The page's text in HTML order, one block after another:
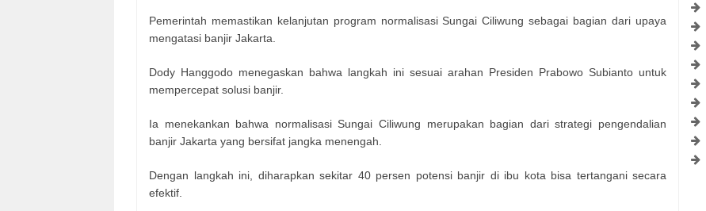
Pemerintah memastikan kelanjutan program normalisasi Sungai Ciliwung sebagai bagian dari upaya
mengatasi banjir Jakarta.
Dody Hanggodo menegaskan bahwa langkah ini sesuai arahan Presiden Prabowo Subianto untuk
mempercepat solusi banjir.
Ia menekankan bahwa normalisasi Sungai Ciliwung merupakan bagian dari strategi pengendalian
banjir Jakarta yang bersifat jangka menengah.
Dengan langkah ini, diharapkan sekitar 40 persen potensi banjir di ibu kota bisa tertangani secara
efektif.